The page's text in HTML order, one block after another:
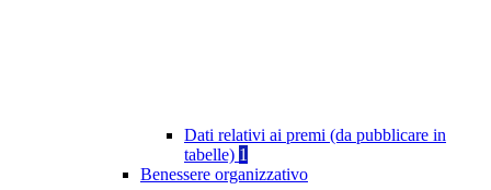
Dati relativi ai premi (da pubblicare in
tabelle) 1
Benessere organizzativo